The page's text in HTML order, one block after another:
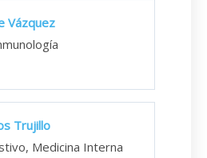
Vázquez
Trujillo
Medicina Interna